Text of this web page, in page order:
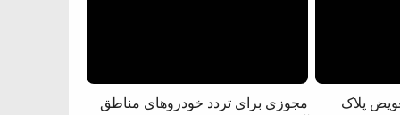
پلاک
مجوزی برای تردد خودروهای مناطق